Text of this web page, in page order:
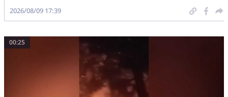
2026/08/09 17:39
00:25